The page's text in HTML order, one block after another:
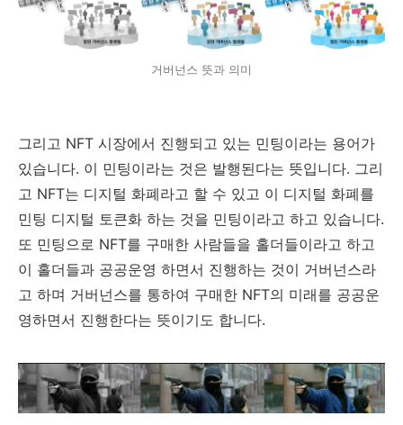
거버넌스 뜻과 의미
그리고 NFT 시장에서 진행되고 있는 민팅이라는 용어가
있습니다. 이 민팅이라는 것은 발행된다는 뜻입니다. 그리
고 NFT는 디지털 화폐라고 할 수 있고 이 디지털 화폐를
민팅 디지털 토큰화 하는 것을 민팅이라고 하고 있습니다.
또 민팅으로 NFT를 구매한 사람들을 홀더들이라고 하고
이 홀더들과 공공운영 하면서 진행하는 것이 거버넌스라
고 하며 거버넌스를 통하여 구매한 NFT의 미래를 공공운
영하면서 진행한다는 뜻이기도 합니다.